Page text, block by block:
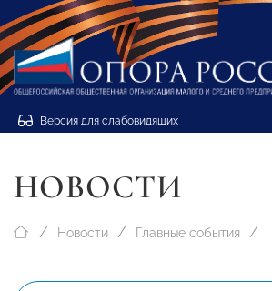
Версия для слабовидящих
НОВОСТИ
Новости Главные события